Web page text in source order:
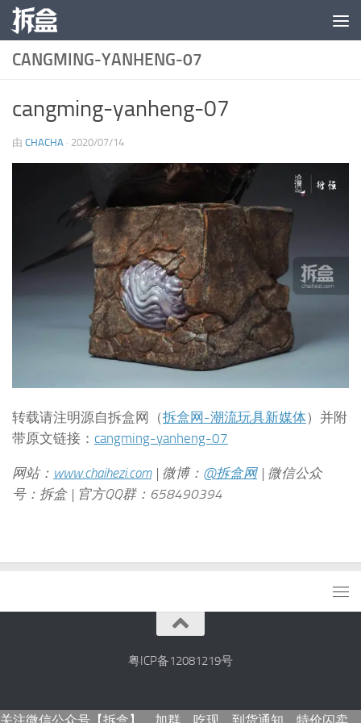
跳至内容
CANGMING-YANHENG-07
cangming-yanheng-07
由 CHACHA · 2020/07/14
转载请注明源自拆盒网（拆盒网-潮流玩具新媒体）并附
带原文链接： cangming-yanheng-07
网站： www.chaihezi.com| 微博： @拆盒网| 微信公众
号：拆盒 | 官方QQ群：658490394
粤ICP备12081219号